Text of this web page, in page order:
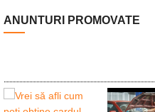
ANUNTURI PROMOVATE